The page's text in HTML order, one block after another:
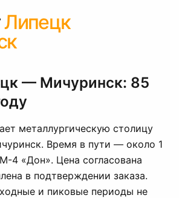
Липецк
— Мичуринск: 85
металлургическую столицу
Время в пути — около 1
4 «Дон». Цена согласована
в подтверждении заказа.
и пиковые периоды не